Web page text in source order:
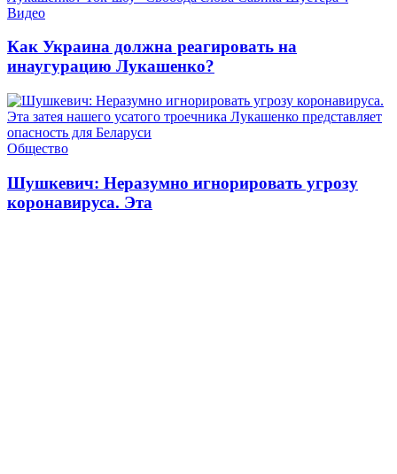
Видео
Как Украина должна реагировать на
инаугурацию Лукашенко?
Общество
Шушкевич: Неразумно игнорировать угрозу
коронавируса. Эта